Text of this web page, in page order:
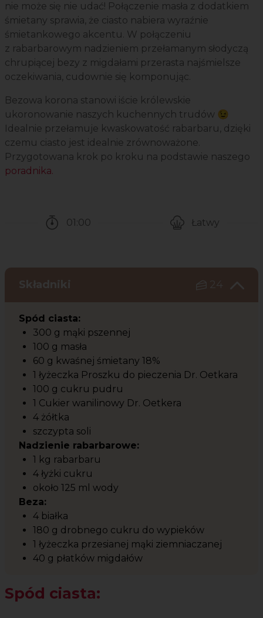
nie może się nie udać! Połączenie masła z dodatkiem
śmietany sprawia, że ciasto nabiera wyraźnie
śmietankowego akcentu. W połączeniu
z rabarbarowym nadzieniem przełamanym słodyczą
chrupiącej bezy z migdałami przerasta najśmielsze
oczekiwania, cudownie się komponując.
Bezowa korona stanowi iście królewskie
ukoronowanie naszych kuchennych trudów 😉
Idealnie przełamuje kwaskowatość rabarbaru, dzięki
czemu ciasto jest idealnie zrównoważone.
Przygotowana krok po kroku na podstawie naszego
poradnika.
01:00
Łatwy
Składniki 24
Spód ciasta:
300 g mąki pszennej
100 g masła
60 g kwaśnej śmietany 18%
1 łyżeczka Proszku do pieczenia Dr. Oetkara
100 g cukru pudru
1 Cukier wanilinowy Dr. Oetkera
4 żółtka
szczypta soli
Nadzienie rabarbarowe:
1 kg rabarbaru
4 łyżki cukru
około 125 ml wody
Beza:
4 białka
180 g drobnego cukru do wypieków
1 łyżeczka przesianej mąki ziemniaczanej
40 g płatków migdałów
Spód ciasta: